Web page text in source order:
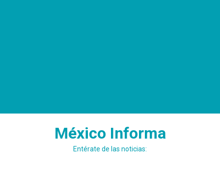
México Informa
Entérate de las noticias: